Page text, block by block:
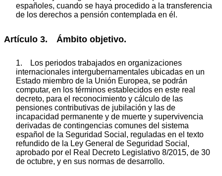
españoles, cuando se haya procedido a la transferencia
de los derechos a pensión contemplada en él.
Artículo 3. Ámbito objetivo.
1. Los periodos trabajados en organizaciones
internacionales intergubernamentales ubicadas en un
Estado miembro de la Unión Europea, se podrán
computar, en los términos establecidos en este real
decreto, para el reconocimiento y cálculo de las
pensiones contributivas de jubilación y las de
incapacidad permanente y de muerte y supervivencia
derivadas de contingencias comunes del sistema
español de la Seguridad Social, reguladas en el texto
refundido de la Ley General de Seguridad Social,
aprobado por el Real Decreto Legislativo 8/2015, de 30
de octubre, y en sus normas de desarrollo.